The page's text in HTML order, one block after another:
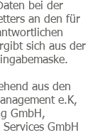
bei der
an den für
sich aus der
aus den
e.K,
GmbH,
GmbH